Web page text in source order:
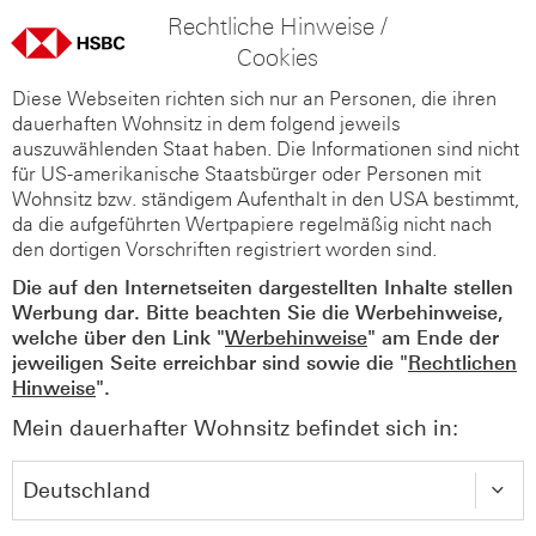
Rechtliche Hinweise /
Cookies
Diese Webseiten richten sich nur an Personen, die ihren
dauerhaften Wohnsitz in dem folgend jeweils
auszuwählenden Staat haben. Die Informationen sind nicht
für US-amerikanische Staatsbürger oder Personen mit
Wohnsitz bzw. ständigem Aufenthalt in den USA bestimmt,
da die aufgeführten Wertpapiere regelmäßig nicht nach
den dortigen Vorschriften registriert worden sind.
Die auf den Internetseiten dargestellten Inhalte stellen
Werbung dar. Bitte beachten Sie die Werbehinweise,
welche über den Link "Werbehinweise" am Ende der
jeweiligen Seite erreichbar sind sowie die "Rechtlichen
Hinweise".
Mein dauerhafter Wohnsitz befindet sich in: